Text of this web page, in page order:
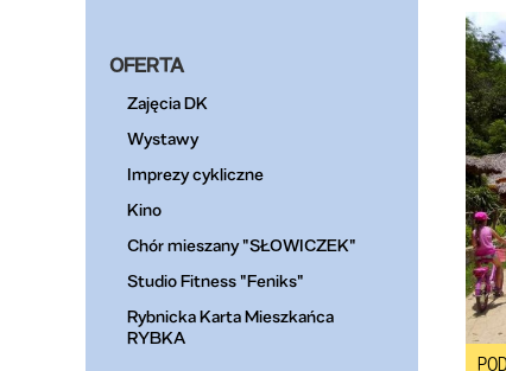
OFERTA
Zajęcia DK
Wystawy
Imprezy cykliczne
Kino
Chór mieszany "SŁOWICZEK"
Studio Fitness "Feniks"
Rybnicka Karta Mieszkańca
RYBKA